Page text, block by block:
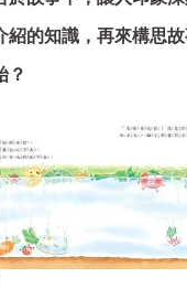
紹的知識，再來構思
？